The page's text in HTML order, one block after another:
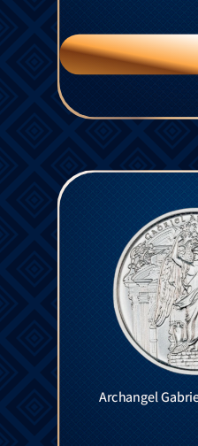
Archangel